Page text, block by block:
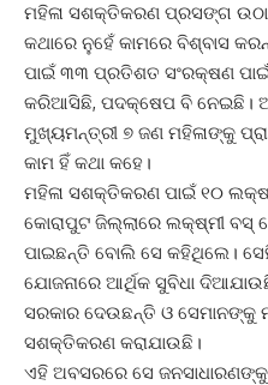
ମହିଳା ସଶକ୍ତିକରଣ ପ୍ରସଙ୍ଗ
କଥାରେ ନୁହେଁ କାମରେ ବିଶ୍ବାସ
ପାଇଁ ୩୩ ପ୍ରତିଶତ ସଂରକ୍ଷଣ
କରିଆସିଛି, ପଦକ୍ଷେପ ବି ନେଇଛି।
ମୁଖ୍ୟମନ୍ତ୍ରୀ ୭ ଜଣ ମହିଳାଙ୍କୁ
କାମ ହିଁ କଥା କହେ।
ମହିଳା ସଶକ୍ତିକରଣ ପାଇଁ ୧୦
କୋରାପୁଟ ଜିଲ୍ଲାରେ ଲକ୍ଷ୍ମୀ ବସ୍‌
ପାଇଛନ୍ତି ବୋଲି ସେ କହିଥିଲେ।
ଯୋଜନାରେ ଆର୍ଥିକ ସୁବିଧା
ସରକାର ଦେଉଛନ୍ତି ଓ
ସଶକ୍ତିକରଣ କରାଯାଉଛି।
ଏହି ଅବସରରେ ସେ